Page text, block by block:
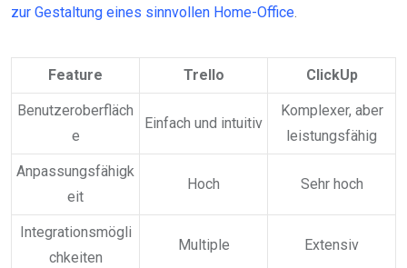
zur Gestaltung eines sinnvollen Home-Office.
Feature Trello ClickUp
Benutzeroberfläch
e
Einfach und intuitiv
Komplexer, aber
leistungsfähig
Anpassungsfähigk
eit
Hoch Sehr hoch
Integrationsmögli
chkeiten
Multiple Extensiv